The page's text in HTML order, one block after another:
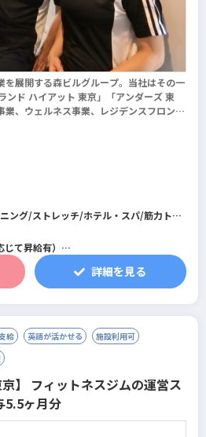
を展開する森ビルグループ。当社はその一
ンド ハイアット 東京」「アンダーズ 東
、ウェルネス事業、レジデンスフロント
、日比谷線 神谷町・虎ノ門ヒルズ、南
ど）
ング/ストレッチ/ホテル・スパ/筋力トレ
型フィットネスクラブ
て昇給有）
象に1勤務あたり、一律1,000円支給
380円支給
詳細を見る
給 英語が活かせる
施設利用可
京】 フィットネスジムの運営ス
5.5ヶ月分